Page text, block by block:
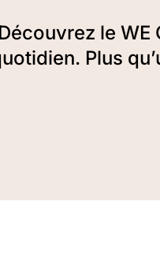
Découvrez le
Plus